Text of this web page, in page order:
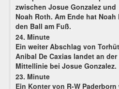
zwischen Josue Gonzalez und
Noah Roth. Am Ende hat Noah
den Ball am Fuß.
24. Minute
Ein weiter Abschlag von
Anibal De Caxias landet an der
Mittellinie bei Josue Gonzalez.
23. Minute
Ein Konter von R-W Paderborn